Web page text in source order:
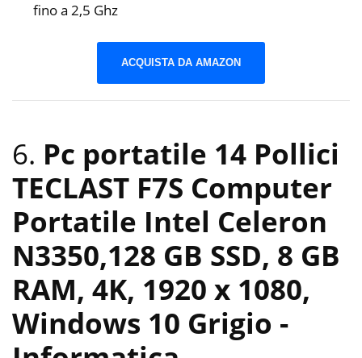
fino a 2,5 Ghz
ACQUISTA DA AMAZON
6. Pc portatile 14 Pollici
TECLAST F7S Computer
Portatile Intel Celeron
N3350,128 GB SSD, 8 GB
RAM, 4K, 1920 x 1080,
Windows 10 Grigio -